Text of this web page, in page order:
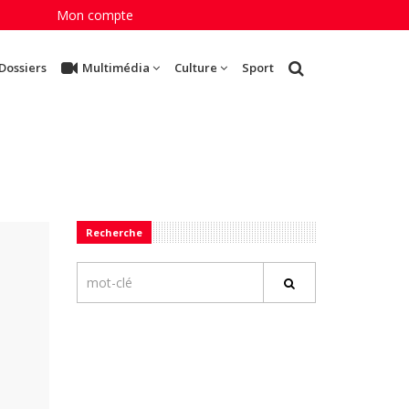
Mon compte
Dossiers Multimédia Culture Sport
Recherche